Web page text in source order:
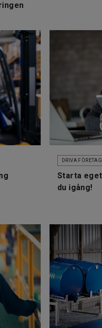
DRIVA FÖRETAG
Starta
du igång!